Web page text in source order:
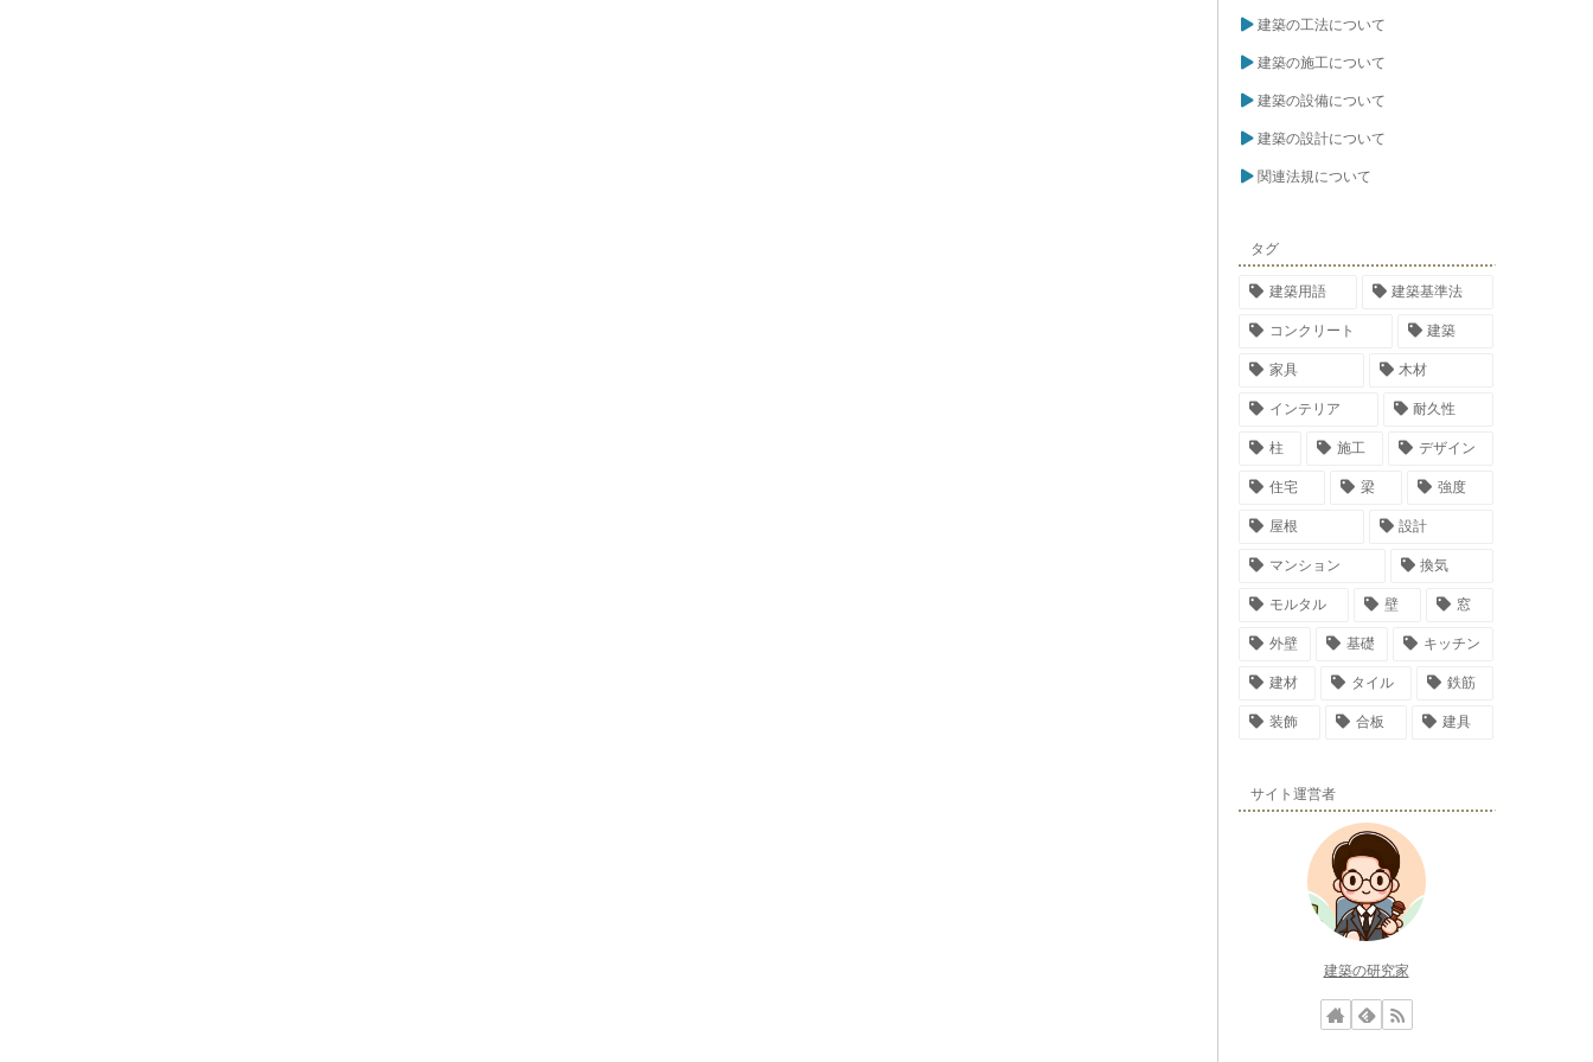
建築の工法について
建築の施工について
建築の設備について
建築の設計について
関連法規について
タグ
建築用語 建築基準法
コンクリート 建築
家具 木材
インテリア 耐久性
柱 施工 デザイン
住宅 梁 強度
屋根 設計
マンション 換気
モルタル 壁 窓
外壁 基礎 キッチン
建材 タイル 鉄筋
装飾 合板 建具
サイト運営者
建築の研究家